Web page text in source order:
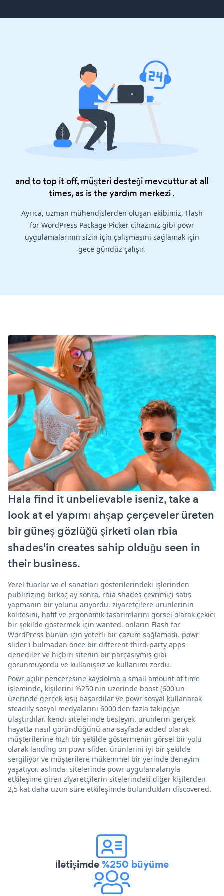
and to top it off, müşteri desteği mevcuttur at all
times, as is theyardım merkezi.
Ayrıca, uzman mühendislerden oluşan ekibimiz, Flash
for WordPress Package Picker cihazınız gibi powr
uygulamalarının sizin için çalışmasını sağlamak için
gece gündüz çalışır.
Hala find it unbelievable iseniz, take a
look at el yapımı ahşap çerçeveler üreten
bir güneş gözlüğü şirketi olan rbia
shades'in creates sahip olduğu seen in
their business.
Yerel fuarlar ve el sanatları gösterilerindeki işlerinden
publicizing birkaç ay sonra, rbia shades çevrimiçi satış
yapmanın bir yolunu arıyordu. ziyaretçilere ürünlerinin
kalitesini, hafif ve ergonomik tasarımlarını görsel olarak çekici
bir şekilde göstermek için wanted. onların Flash for
WordPress bunun için yeterli bir çözüm sağlamadı. powr
slider'ı bulmadan önce bir different third-party apps
denediler ve hiçbiri sitenin bir parçasıymış gibi
görünmüyordu ve kullanışsız ve kullanımı zordu.
Powr açılır penceresine kaydolma a small amount of time
işleminde, kişilerini %250'nin üzerinde boost (600'ün
üzerinde gerçek kişi) başardılar ve powr sosyal kullanarak
steadily sosyal medyalarını 6000'den fazla takipçiye
ulaştırdılar. kendi sitelerinde besleyin. ürünlerin gerçek
hayatta nasıl göründüğünü ana sayfada added olarak
müşterilerine hızlı bir şekilde göstermenin görsel bir yolu
olarak landing on powr slider. ürünlerini iyi bir şekilde
sergiliyor ve müşterilere mükemmel bir yerinde deneyim
yaşatıyor. aslında, sitelerinde powr uygulamalarıyla
etkileşime giren ziyaretçilerin sitelerindeki diğer kişilerden
2,5 kat daha uzun süre etkileşimde bulundukları discovered.
İletişimde%250 büyüme